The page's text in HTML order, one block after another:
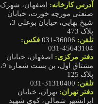
آدرس کارخانه: اصفهان، شهرک
صنعتی مورچه خورت، خیابان
شیخ بهایی، خیابان بوعلی 3،
پلاک 473
تلفن:
فکس:
45643104-031
دفتر مرکزی: اصفهان، خیابان
مشتاق اول، بن بست شماره 9،
پلاک 125
تلفن:
دفتر تهران: تهران، خیابان
ایرانشهر شمالی، کوی شهید